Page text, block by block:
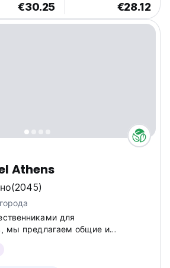
€30.25 €28.12
Athens
(2045)
для
мы предлагаем общие и
в полностью отреставрированном